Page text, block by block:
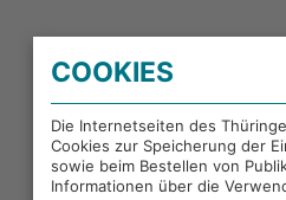
PORTALE DES
EXTERNE LINKS
COOKIES
Die Internetseiten des
Cookies zur Speicherung der
sowie beim Bestellen von
Informationen über die